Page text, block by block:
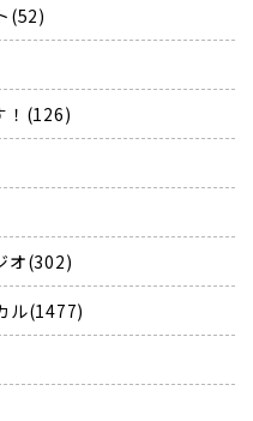
(52)
！(126)
オ(302)
ル(1477)